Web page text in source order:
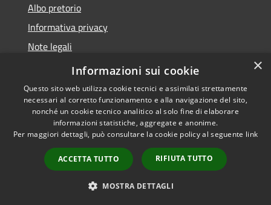
Albo pretorio
Informativa privacy
Note legali
Dichiarazione di accessibilità
Accessibilità
Copyright © 2026 • Comune di
Cermenate • Powered by
Municipium•
Accesso
redazione
×
Informazioni sui cookie
Questo sito web utilizza cookie tecnici e assimilati strettamente
necessari al corretto funzionamento e alla navigazione del sito,
nonché un cookie tecnico analitico al solo fine di elaborare
informazioni statistiche, aggregate e anonime.
Per maggiori dettagli, può consultare la cookie policy al seguente link
ACCETTA TUTTO RIFIUTA TUTTO
MOSTRA DETTAGLI